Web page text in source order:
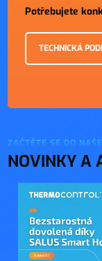
Potřebujete
TECHNICKÁ
ZAČTĚTE SE DO
NOVINKY A